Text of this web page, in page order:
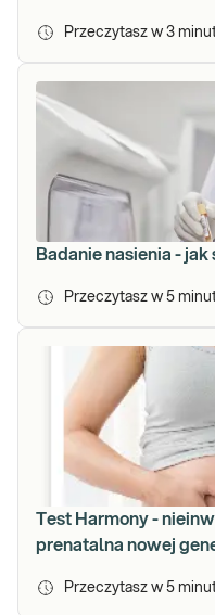
Przeczytasz w 3
Badanie nasienia -
Przeczytasz w 5
Test Harmony -
prenatalna nowej
Przeczytasz w 5